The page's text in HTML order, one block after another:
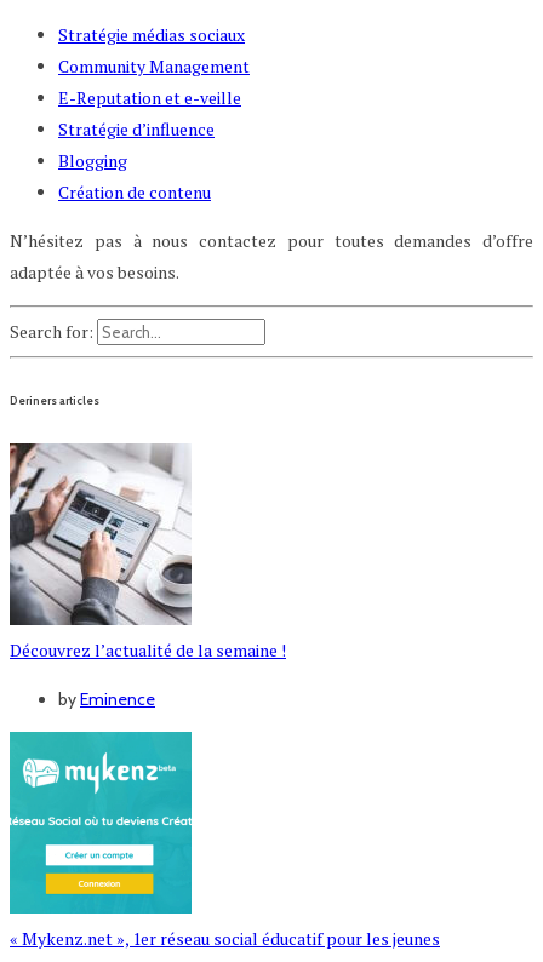
Stratégie médias sociaux
Community Management
E-Reputation et e-veille
Stratégie d’influence
Blogging
Création de contenu
N’hésitez pas à nous contactez pour toutes demandes d’offre
adaptée à vos besoins.
Search for:
Deriners articles
Découvrez l’actualité de la semaine !
byEminence
« Mykenz.net », 1er réseau social éducatif pour les jeunes